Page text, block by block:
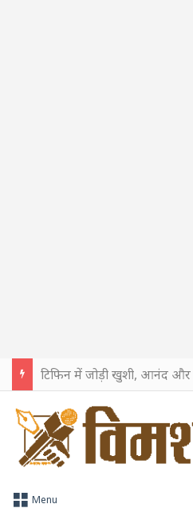
Menu